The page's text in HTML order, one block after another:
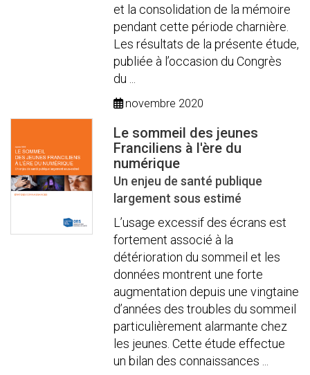
et la consolidation de la mémoire
pendant cette période charnière.
Les résultats de la présente étude,
publiée à l’occasion du Congrès
du ...
novembre 2020
Le sommeil des jeunes
Franciliens à l'ère du
numérique
Un enjeu de santé publique
largement sous estimé
L’usage excessif des écrans est
fortement associé à la
détérioration du sommeil et les
données montrent une forte
augmentation depuis une vingtaine
d’années des troubles du sommeil
particulièrement alarmante chez
les jeunes. Cette étude effectue
un bilan des connaissances ...